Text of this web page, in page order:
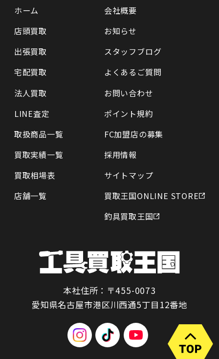
ホーム
店頭買取
出張買取
宅配買取
法人買取
LINE査定
取扱商品一覧
買取実績一覧
買取相場表
店舗一覧
会社概要
お知らせ
スタッフブログ
よくあるご質問
お問い合わせ
ポイント規約
FC加盟店の募集
採用情報
サイトマップ
買取王国ONLINE STORE
釣具買取王国
本社住所：〒455-0073
愛知県名古屋市港区川西通5丁目12番地